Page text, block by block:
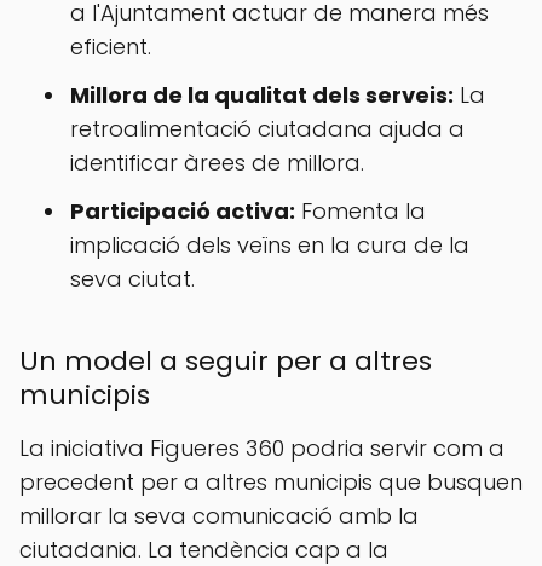
a l'Ajuntament actuar de manera més
eficient.
Millora de la qualitat dels serveis: La
retroalimentació ciutadana ajuda a
identificar àrees de millora.
Participació activa: Fomenta la
implicació dels veïns en la cura de la
seva ciutat.
Un model a seguir per a altres
municipis
La iniciativa Figueres 360 podria servir com a
precedent per a altres municipis que busquen
millorar la seva comunicació amb la
ciutadania. La tendència cap a la